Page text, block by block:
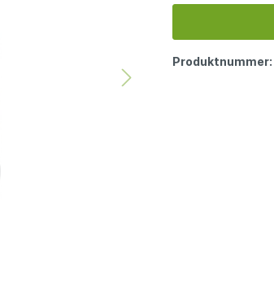
Produktnummer: